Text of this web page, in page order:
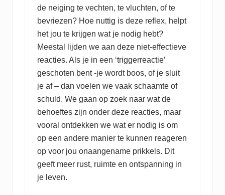
de neiging te vechten, te vluchten, of te
bevriezen? Hoe nuttig is deze reflex, helpt
het jou te krijgen wat je nodig hebt?
Meestal lijden we aan deze niet-effectieve
reacties. Als je in een ‘triggerreactie’
geschoten bent -je wordt boos, of je sluit
je af – dan voelen we vaak schaamte of
schuld. We gaan op zoek naar wat de
behoeftes zijn onder deze reacties, maar
vooral ontdekken we wat er nodig is om
op een andere manier te kunnen reageren
op voor jou onaangename prikkels. Dit
geeft meer rust, ruimte en ontspanning in
je leven.